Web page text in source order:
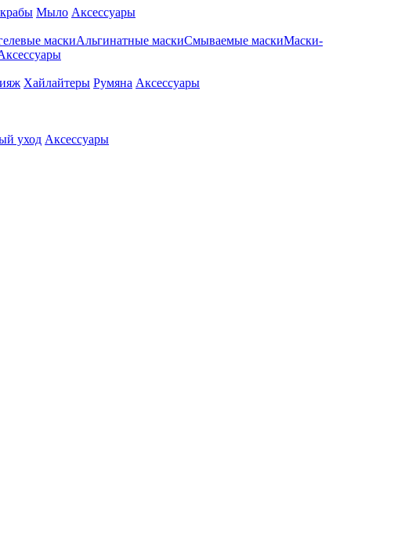
Мыло Аксессуары
маскиАльгинатные маскиСмываемые маскиМаски-
Хайлайтеры Румяна Аксессуары
уход Аксессуары